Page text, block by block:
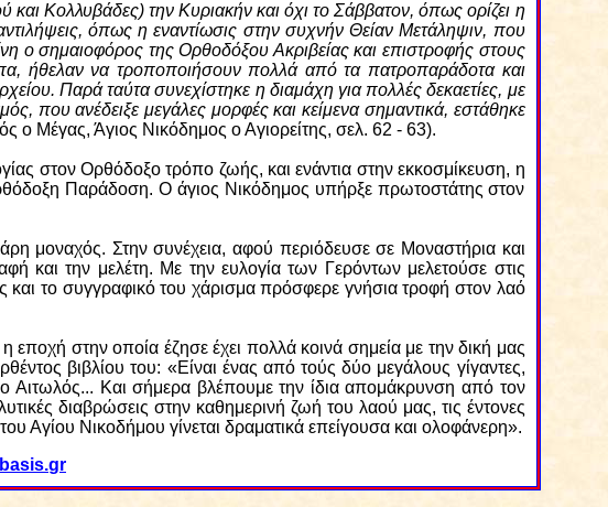
Κολλυβάδες) την Κυριακήν και όχι το Σάββατον, όπως ορίζει η
όπως η εναντίωσις στην συχνήν Θείαν Μετάληψιν, που
ο σημαιοφόρος της Ορθοδόξου Ακριβείας και επιστροφής στους
ήθελαν να τροποποιήσουν πολλά από τα πατροπαράδοτα και
Παρά ταύτα συνεχίστηκε η διαμάχη για πολλές δεκαετίες, με
που ανέδειξε μεγάλες μορφές και κείμενα σημαντικά, εστάθηκε
Μέγας, Άγιος Νικόδημος ο Αγιορείτης, σελ. 62 - 63).
στον Ορθόδοξο τρόπο ζωής, και ενάντια στην εκκοσμίκευση, η
Παράδοση. Ο άγιος Νικόδημος υπήρξε πρωτοστάτης στον
μοναχός. Στην συνέχεια, αφού περιόδευσε σε Μοναστήρια και
και την μελέτη. Με την ευλογία των Γερόντων μελετούσε στις
το συγγραφικό του χάρισμα πρόσφερε γνήσια τροφή στον λαό
εποχή στην οποία έζησε έχει πολλά κοινά σημεία με την δική μας
βιβλίου του: «Είναι ένας από τούς δύο μεγάλους γίγαντες,
Και σήμερα βλέπουμε την ίδια απομάκρυνση από τον
διαβρώσεις στην καθημερινή ζωή του λαού μας, τις έντονες
Αγίου Νικοδήμου γίνεται δραματικά επείγουσα και ολοφάνερη».
.gr